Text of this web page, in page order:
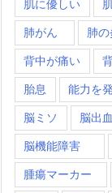
肌に優しい
肺がん 肺
背中が痛い
胎息 能力を
脳ミソ 脳出
脳機能障害
腫瘍マーカー